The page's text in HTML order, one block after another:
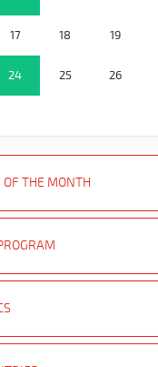
17 18 19
24 25 26
OF THE MONTH